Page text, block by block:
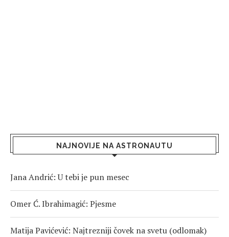
NAJNOVIJE NA ASTRONAUTU
Jana Andrić: U tebi je pun mesec
Omer Ć. Ibrahimagić: Pjesme
Matija Pavićević: Najtrezniji čovek na svetu (odlomak)